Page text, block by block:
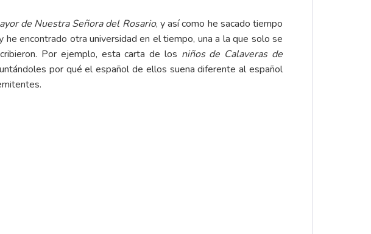
de Nuestra Señora del Rosario, y así como he sacado tiempo
encontrado otra universidad en el tiempo, una a la que solo se
Por ejemplo, esta carta de los niños de Calaveras de
por qué el español de ellos suena diferente al español